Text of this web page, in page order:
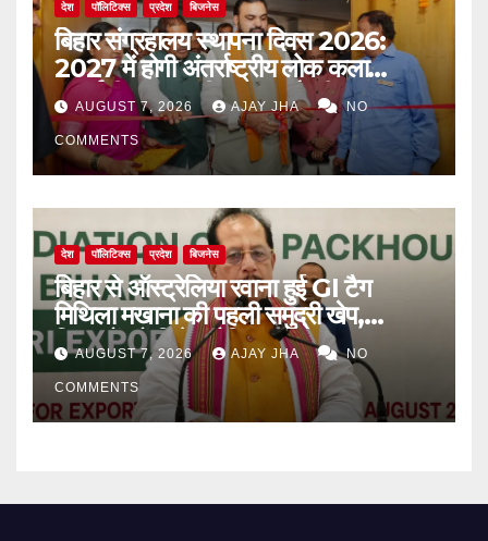
देश पॉलिटिक्स प्रदेश बिजनेस
बिहार संग्रहालय स्थापना दिवस 2026:
2027 में होगी अंतर्राष्ट्रीय लोक कला
प्रदर्शनी, मुख्यमंत्री सम्राट चौधरी का बड़ा
ऐलान
AUGUST 7, 2026 AJAY JHA NO
COMMENTS
देश पॉलिटिक्स प्रदेश बिजनेस
बिहार से ऑस्ट्रेलिया रवाना हुई GI टैग
मिथिला मखाना की पहली समुद्री खेप,
किसानों को मिलेगा वैश्विक बाजार
AUGUST 7, 2026 AJAY JHA NO
COMMENTS